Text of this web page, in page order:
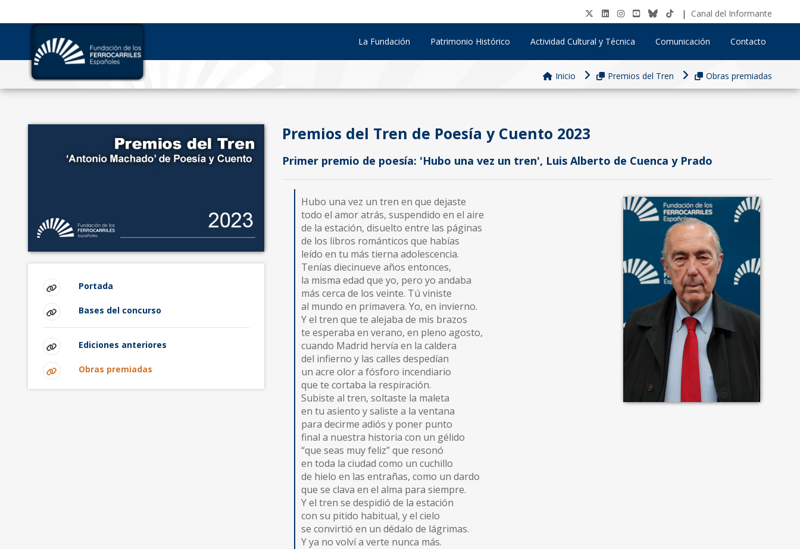
| Canal del Informante
La Fundación Patrimonio Histórico Actividad Cultural y Técnica Comunicación Contacto
Inicio Premios del Tren Obras premiadas
Portada
Bases del concurso
Ediciones anteriores
Obras premiadas
Premios del Tren de Poesía y Cuento 2023
Primer premio de poesía: 'Hubo una vez un tren', Luis Alberto de Cuenca y Prado
Hubo una vez un tren en que dejaste
todo el amor atrás, suspendido en el aire
de la estación, disuelto entre las páginas
de los libros románticos que habías
leído en tu más tierna adolescencia.
Tenías diecinueve años entonces,
la misma edad que yo, pero yo andaba
más cerca de los veinte. Tú viniste
al mundo en primavera. Yo, en invierno.
Y el tren que te alejaba de mis brazos
te esperaba en verano, en pleno agosto,
cuando Madrid hervía en la caldera
del infierno y las calles despedían
un acre olor a fósforo incendiario
que te cortaba la respiración.
Subiste al tren, soltaste la maleta
en tu asiento y saliste a la ventana
para decirme adiós y poner punto
final a nuestra historia con un gélido
“que seas muy feliz” que resonó
en toda la ciudad como un cuchillo
de hielo en las entrañas, como un dardo
que se clava en el alma para siempre.
Y el tren se despidió de la estación
con su pitido habitual, y el cielo
se convirtió en un dédalo de lágrimas.
Y ya no volví a verte nunca más.